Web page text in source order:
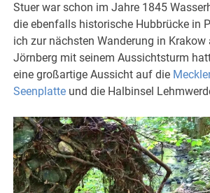
Stuer war schon im Jahre 1845
die ebenfalls historische Hubbrücke in
ich zur nächsten Wanderung in Krakow
Jörnberg mit seinem Aussichtsturm
eine großartige Aussicht auf die
Seenplatte und die Halbinsel